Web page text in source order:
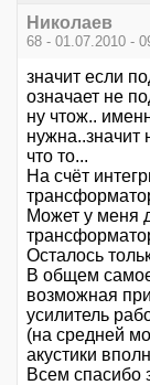
Николаев
68 - 01.07.2010 -
значит если
означает не
ну чтож..
нужна..значит
что то...
На счёт
Может у меня
Осталось
В общем
возможная
усилитель
(на средней
акустики
Всем спасибо